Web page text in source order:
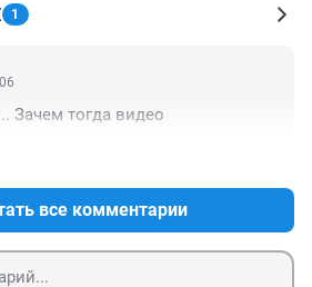
1
Зачем тогда видео
все комментарии